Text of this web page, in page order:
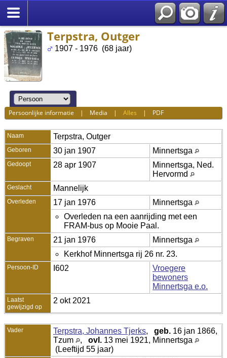
Terpstra, Outger
1907 - 1976 (68 jaar)
Persoonlijke informatie | Media |Alles | PDF
Naam Terpstra, Outger
Geboren 30 jan 1907 Minnertsga
Gedoopt 28 apr 1907
Minnertsga, Ned.
Hervormd
Geslacht Mannelijk
Overleden 17 jan 1976
Minnertsga
Overleden na een aanrijding met een
FRAM-bus op Mooie Paal.
Begraven 21 jan 1976
Minnertsga
Kerkhof Minnertsga rij 26 nr. 23.
Persoon-ID I602
Vroegere
bewoners
Minnertsga e.o.
Laatst
gewijzigd op
2 okt 2021
Vader Terpstra, Johannes Tjerks, geb. 16 jan 1866,
Tzum
, ovl. 13 mei 1921, Minnertsga
(Leeftijd 55 jaar)